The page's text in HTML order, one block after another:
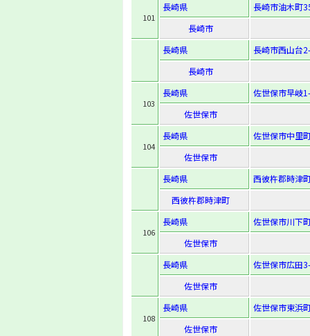
101
長崎県
長崎市油木町
長崎市
長崎県
長崎市西山台
長崎市
103
長崎県
佐世保市早岐
佐世保市
104
長崎県
佐世保市中里
佐世保市
長崎県
西彼杵郡時津
西彼杵郡時津町
106
長崎県
佐世保市川下
佐世保市
長崎県
佐世保市広田
佐世保市
108
長崎県
佐世保市東浜
佐世保市